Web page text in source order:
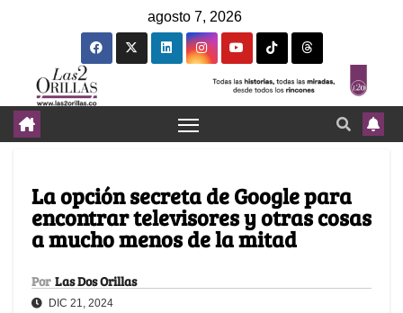
agosto 7, 2026
La opción secreta de Google para
encontrar televisores y otras cosas
a mucho menos de la mitad
Por Las Dos Orillas
DIC 21, 2024